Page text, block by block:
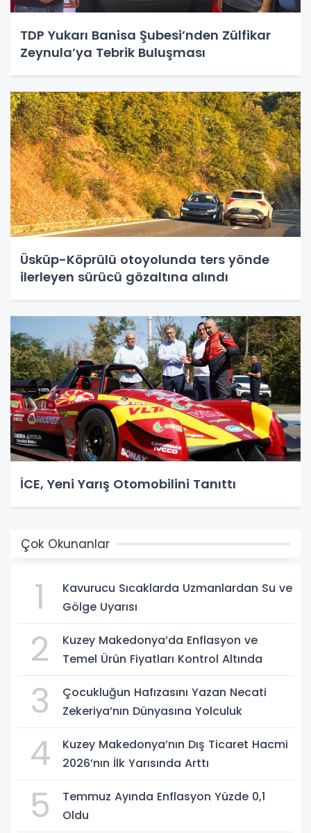
TDP Yukarı Banisa Şubesi’nden Zülfikar
Zeynula’ya Tebrik Buluşması
Üsküp-Köprülü otoyolunda ters yönde
ilerleyen sürücü gözaltına alındı
İCE, Yeni Yarış Otomobilini Tanıttı
Çok Okunanlar
1
Kavurucu Sıcaklarda Uzmanlardan Su ve
Gölge Uyarısı
2
Kuzey Makedonya’da Enflasyon ve
Temel Ürün Fiyatları Kontrol Altında
3
Çocukluğun Hafızasını Yazan Necati
Zekeriya’nın Dünyasına Yolculuk
4
Kuzey Makedonya’nın Dış Ticaret Hacmi
2026’nın İlk Yarısında Arttı
5
Temmuz Ayında Enflasyon Yüzde 0,1
Oldu